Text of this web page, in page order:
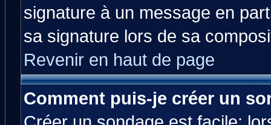
signature à un message en
sa signature lors de sa
Revenir en haut de page
Comment puis-je créer un